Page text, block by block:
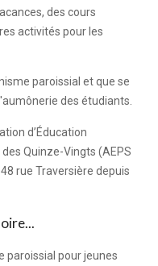
des cours
activités pour les
paroissial et que se
des étudiants.
d’Éducation
Quinze-Vingts (AEPS
rue Traversière depuis
paroissial pour jeunes